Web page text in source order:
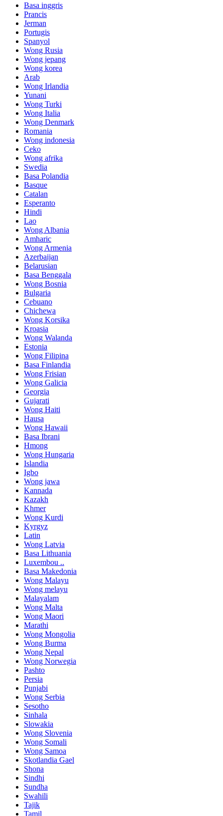
Basa inggris
Prancis
Jerman
Portugis
Spanyol
Wong Rusia
Wong jepang
Wong korea
Arab
Wong Irlandia
Yunani
Wong Turki
Wong Italia
Wong Denmark
Romania
Wong indonesia
Ceko
Wong afrika
Swedia
Basa Polandia
Basque
Catalan
Esperanto
Hindi
Lao
Wong Albania
Amharic
Wong Armenia
Azerbaijan
Belarusian
Basa Benggala
Wong Bosnia
Bulgaria
Cebuano
Chichewa
Wong Korsika
Kroasia
Wong Walanda
Estonia
Wong Filipina
Basa Finlandia
Wong Frisian
Wong Galicia
Georgia
Gujarati
Wong Haiti
Hausa
Wong Hawaii
Basa Ibrani
Hmong
Wong Hungaria
Islandia
Igbo
Wong jawa
Kannada
Kazakh
Khmer
Wong Kurdi
Kyrgyz
Latin
Wong Latvia
Basa Lithuania
Luxembou ..
Basa Makedonia
Wong Malayu
Wong melayu
Malayalam
Wong Malta
Wong Maori
Marathi
Wong Mongolia
Wong Burma
Wong Nepal
Wong Norwegia
Pashto
Persia
Punjabi
Wong Serbia
Sesotho
Sinhala
Slowakia
Wong Slovenia
Wong Somali
Wong Samoa
Skotlandia Gael
Shona
Sindhi
Sundha
Swahili
Tajik
Tamil